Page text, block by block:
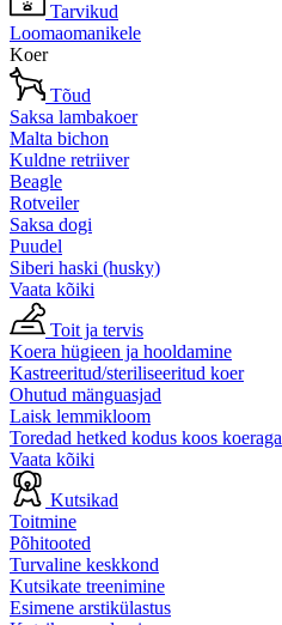
Tarvikud
Loomaomanikele
Koer
Tõud
Saksa lambakoer
Malta bichon
Kuldne retriiver
Beagle
Rotveiler
Saksa dogi
Puudel
Siberi haski (husky)
Vaata kõiki
Toit ja tervis
Koera hügieen ja hooldamine
Kastreeritud/steriliseeritud koer
Ohutud mänguasjad
Laisk lemmikloom
Toredad hetked kodus koos koeraga
Vaata kõiki
Kutsikad
Toitmine
Põhitooted
Turvaline keskkond
Kutsikate treenimine
Esimene arstikülastus